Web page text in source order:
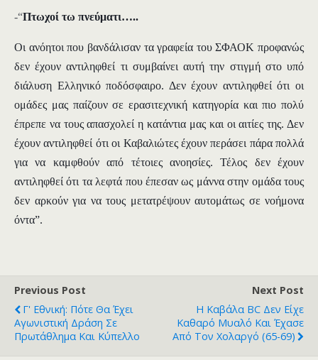
-“Πτωχοί τω πνεύματι…..
Οι ανόητοι που βανδάλισαν τα γραφεία του ΣΦΑΟΚ προφανώς
δεν έχουν αντιληφθεί τι συμβαίνει αυτή την στιγμή στο υπό
διάλυση Ελληνικό ποδόσφαιρο. Δεν έχουν αντιληφθεί ότι οι
ομάδες μας παίζουν σε ερασιτεχνική κατηγορία και πιο πολύ
έπρεπε να τους απασχολεί η κατάντια μας και οι αιτίες της. Δεν
έχουν αντιληφθεί ότι οι Καβαλιώτες έχουν περάσει πάρα πολλά
για να καμφθούν από τέτοιες ανοησίες. Τέλος δεν έχουν
αντιληφθεί ότι τα λεφτά που έπεσαν ως μάννα στην ομάδα τους
δεν αρκούν για να τους μετατρέψουν αυτομάτως σε νοήμονα
όντα”.
Previous Post
Γ' Εθνική: Πότε Θα Έχει
Αγωνιστική Δράση Σε
Πρωτάθλημα Και Κύπελλο
Next Post
Η Καβάλα BC Δεν Είχε
Καθαρό Μυαλό Και Έχασε
Από Τον Χολαργό (65-69)